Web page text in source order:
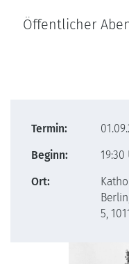
Öffentlicher
Termin:
Beginn:
19:30
Ort:
5,